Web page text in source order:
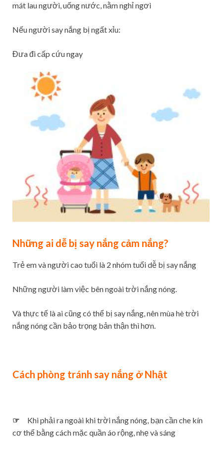
mát lau người, uống nước, nằm nghỉ ngơi
Nếu người say nắng bị ngất xỉu:
Đưa đi cấp cứu ngay
Những ai dễ bị say nắng cảm nắng?
Trẻ em và người cao tuổi là 2 nhóm tuổi dễ bị say nắng
Những người làm việc bên ngoài trời nắng nóng.
Và thực tế là ai cũng có thể bị say nắng, nên mùa hè trời
nắng nóng cần bảo trọng bản thận thì hơn.
Cách phòng tránh say nắng ở Nhật
☞ Khi phải ra ngoài khi trời nắng nóng, bạn cần che kín
cơ thể bằng cách mặc quần áo rộng, nhẹ và sáng